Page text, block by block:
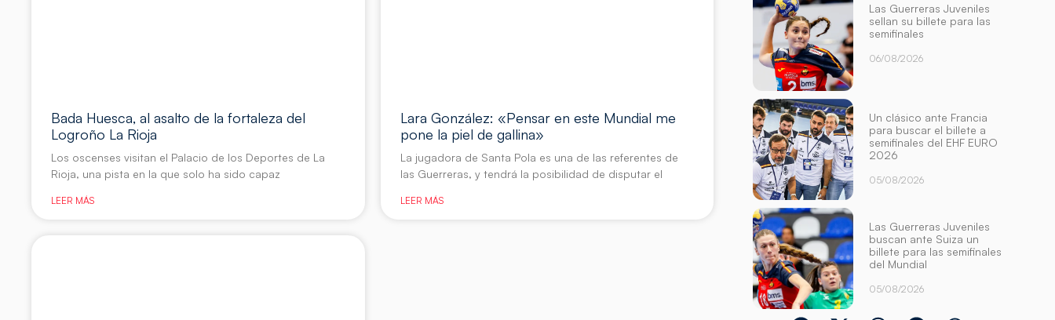
Bada Huesca, al asalto de la fortaleza del
Logroño La Rioja
Los oscenses visitan el Palacio de los Deportes de La
Rioja, una pista en la que solo ha sido capaz
LEER MÁS
Lara González: «Pensar en este Mundial me
pone la piel de gallina»
La jugadora de Santa Pola es una de las referentes de
las Guerreras, y tendrá la posibilidad de disputar el
LEER MÁS
Las Guerreras Juveniles
sellan su billete para las
semifinales
06/08/2026
Un clásico ante Francia
para buscar el billete a
semifinales del EHF EURO
2026
05/08/2026
Las Guerreras Juveniles
buscan ante Suiza un
billete para las semifinales
del Mundial
05/08/2026